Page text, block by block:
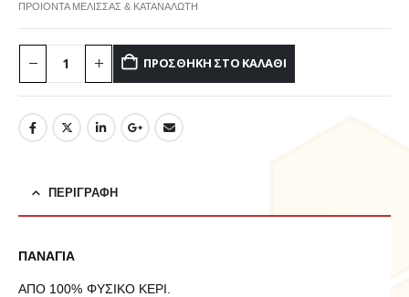
ΠΡΟΙΟΝΤΑ ΜΕΛΙΣΣΑΣ & ΚΑΤΑΝΑΛΩΤΗ
ΠΡΟΣΘΉΚΗ ΣΤΟ ΚΑΛΆΘΙ
ΠΕΡΙΓΡΑΦΉ
ΠΑΝΑΓΙΑ
ΑΠΟ 100% ΦΥΣΙΚΟ ΚΕΡΙ.